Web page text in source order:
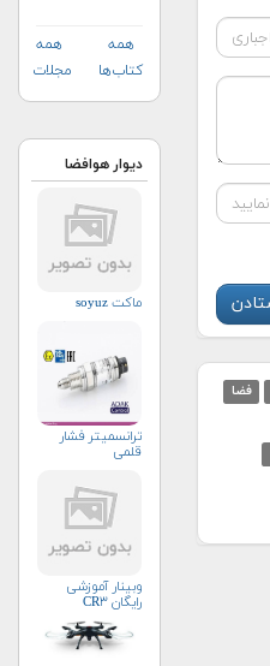
فضا
همه
کتاب‌ها
همه
مجلات
دیوار هوافضا
ماکت soyuz
ترانسمیتر فشار
قلمی
وبینار آموزشی
رایگان CR۳